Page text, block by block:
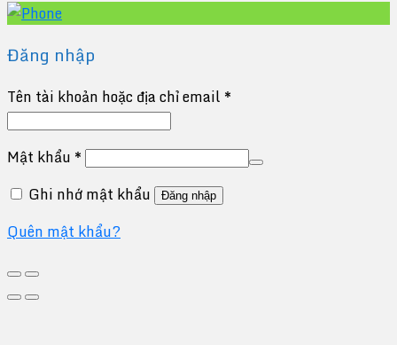
Đăng nhập
Tên tài khoản hoặc địa chỉ email *
Mật khẩu *
Ghi nhớ mật khẩu
Đăng nhập
Quên mật khẩu?